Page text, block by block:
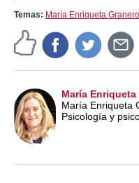
Temas: María Enriqueta
María
María Enriqueta
Psicología y